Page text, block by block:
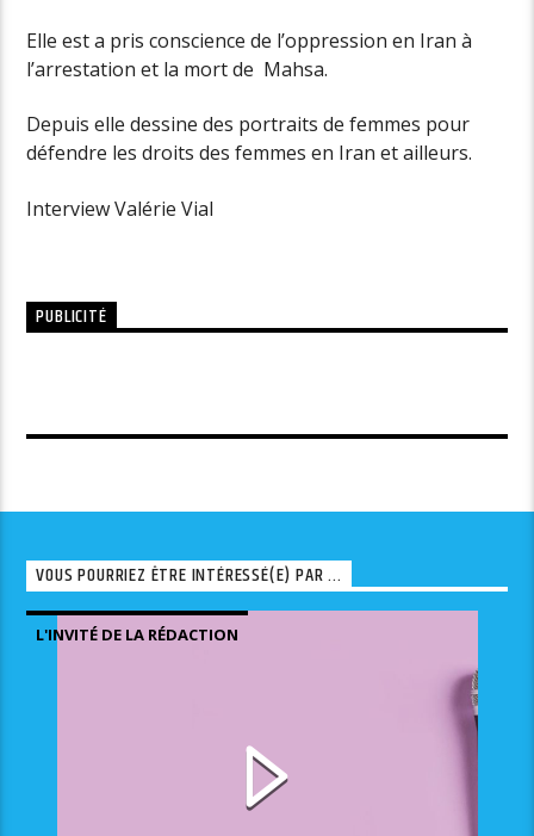
Elle est a pris conscience de l’oppression en Iran à
l’arrestation et la mort de Mahsa.
Depuis elle dessine des portraits de femmes pour
défendre les droits des femmes en Iran et ailleurs.
Interview Valérie Vial
PUBLICITÉ
VOUS POURRIEZ ÊTRE INTÉRESSÉ(E) PAR ...
L'INVITÉ DE LA RÉDACTION